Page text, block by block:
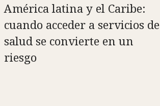
América latina y el Caribe:
cuando acceder a servicios de
salud se convierte en un
riesgo